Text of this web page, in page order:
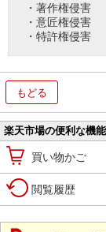
・著作権侵害
・意匠権侵害
・特許権侵害
もどる
楽天市場の便利な機能
買い物かご
閲覧履歴